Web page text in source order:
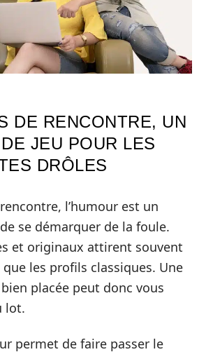
DE RENCONTRE, UN
JEU POUR LES
DRÔLES
l’humour est un
se démarquer de la foule.
et originaux attirent souvent
les profils classiques. Une
placée peut donc vous
lot.
permet de faire passer le